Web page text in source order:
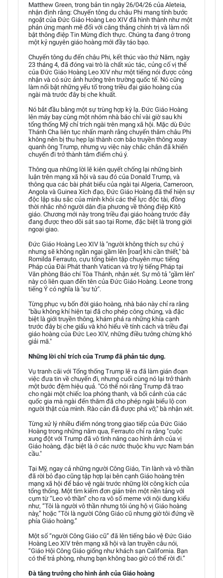
Matthew Green, trong bản tin ngày 26/04/26 của Aleteia,
nhận định rằng: Chuyến tông du châu Phi mang tính bước
ngoặt của Đức Giáo Hoàng Leo XIV đã hình thành như một
phản ứng mạnh mẽ đối với căng thẳng chính trị và làm nổi
bật thông điệp Tin Mừng đích thực. Chúng ta đang ở trong
một kỷ nguyên giáo hoàng mới đầy táo bạo.
Chuyến tông du đến châu Phi, kết thúc vào thứ Năm, ngày
23 tháng 4, đã đóng vai trò là chất xúc tác, củng cố vị thế
của Đức Giáo Hoàng Leo XIV như một tiếng nói được công
nhận và có sức ảnh hưởng trên trường quốc tế. Nó cũng
làm nổi bật những yếu tố trong triều đại giáo hoàng của
ngài mà trước đây bị che khuất.
Nó bắt đầu bằng một sự trùng hợp kỳ lạ. Đức Giáo Hoàng
lên máy bay cùng một nhóm nhà báo chỉ vài giờ sau khi
tổng thống Mỹ chỉ trích ngài trên mạng xã hội. Mặc dù Đức
Thánh Cha liên tục nhấn mạnh rằng chuyến thăm châu Phi
không nên bị thu hẹp lại thành cơn bão truyền thông xoay
quanh ông Trump, nhưng vụ việc này chắc chắn đã khiến
chuyến đi trở thành tâm điểm chú ý.
Thông qua những lời lẽ kiên quyết chống lại những bình
luận trên mạng xã hội và sau đó của Donald Trump, và
thông qua các bài phát biểu của ngài tại Algeria, Cameroon,
Angola và Guinea Xích đạo, Đức Giáo Hoàng đã thể hiện sự
độc lập sâu sắc của mình khỏi các thế lực độc tài, đồng
thời nhắc nhở người dân địa phương về thông điệp Kitô
giáo. Chương mới này trong triều đại giáo hoàng trước đây
đang được theo dõi sát sao tại Rome, đặc biệt là trong giới
ngoại giao.
Đức Giáo Hoàng Leo XIV là "người không thích sự chú ý
nhưng sẽ không ngần ngại gầm lên [roar] khi cần thiết," bà
Romilda Ferrauto, cựu tổng biên tập chuyên mục tiếng
Pháp của Đài Phát thanh Vatican và trợ lý tiếng Pháp tại
Văn phòng Báo chí Tòa Thánh, nhận xét. Sự mô tả "gầm lên"
này có liên quan đến tên của Đức Giáo Hoàng. Leone trong
tiếng Ý có nghĩa là "sư tử".
Từng phục vụ bốn đời giáo hoàng, nhà báo này chỉ ra rằng
"bầu không khí hiện tại đã cho phép công chúng, và đặc
biệt là giới truyền thông, khám phá ra những khía cạnh
trước đây bị che giấu và khó hiểu về tính cách và triều đại
giáo hoàng của Đức Leo XIV, những điều tưởng chừng khó
giải mã."
Những lời chỉ trích của Trump đã phản tác dụng.
Vụ tranh cãi với Tổng thống Trump lẽ ra đã làm gián đoạn
việc đưa tin về chuyến đi, nhưng cuối cùng nó lại trở thành
một bước đệm hiệu quả. "Có thể nói rằng Trump đã trao
cho ngài một chiếc loa phóng thanh, và bối cảnh của các
quốc gia mà ngài đến thăm đã cho phép ngài biểu lộ con
người thật của mình. Rào cản đã được phá vỡ," bà nhận xét.
Từng xử lý nhiều điểm nóng trong giao tiếp của Đức Giáo
Hoàng trong những năm qua, Ferrauto chỉ ra rằng "cuộc
xung đột với Trump đã vô tình nâng cao hình ảnh của vị
Giáo hoàng, đặc biệt là ở các nước thuộc khu vực Nam bán
cầu."
Tại Mỹ, ngay cả những người Công Giáo, Tin lành và vô thần
đã rời bỏ đạo cũng tập hợp lại bên cạnh Giáo hoàng trên
mạng xã hội để bảo vệ ngài trước những lời công kích của
tổng thống. Một tìm kiếm đơn giản trên một nền tảng với
cụm từ “Leo vô thần” cho ra vô số meme với nội dung kiểu
như, “Tôi là người vô thần nhưng tôi ủng hộ vị Giáo hoàng
này,” hoặc “Tôi là người Công Giáo cũ nhưng giờ tôi đứng về
phía Giáo hoàng.”
Một số “người Công Giáo cũ” đã lên tiếng bảo vệ Đức Giáo
Hoàng Leo XIV trên mạng xã hội và lan truyền câu nói,
“Giáo Hội Công Giáo giống như khách sạn California. Bạn
có thể trả phòng, nhưng bạn không bao giờ có thể rời đi.”
Đà tăng trưởng cho hình ảnh của Giáo hoàng